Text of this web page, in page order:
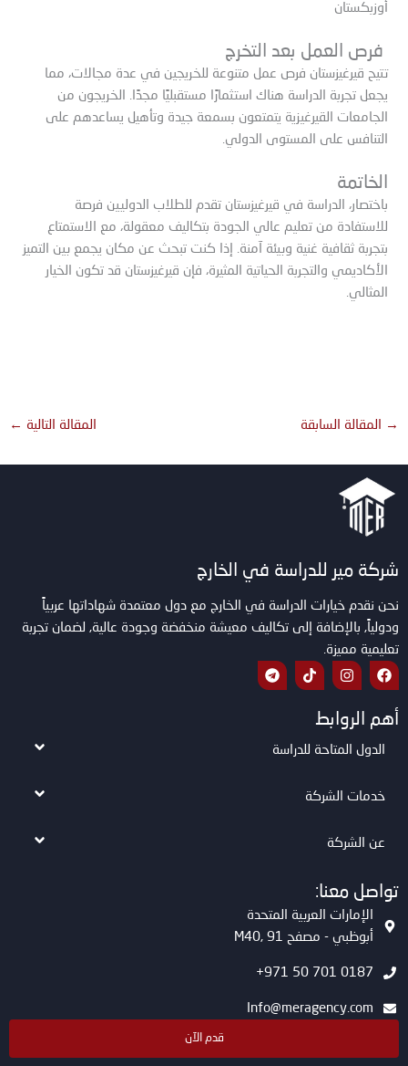
أوزبكستان
فرص العمل بعد التخرج
تتيح قيرغيزستان فرص عمل متنوعة للخريجين في عدة مجالات، مما
يجعل تجربة الدراسة هناك استثمارًا مستقبليًا مجدًا. الخريجون من
الجامعات القيرغيزية يتمتعون بسمعة جيدة وتأهيل يساعدهم على
التنافس على المستوى الدولي.
الخاتمة
باختصار، الدراسة في قيرغيزستان تقدم للطلاب الدوليين فرصة
للاستفادة من تعليم عالي الجودة بتكاليف معقولة، مع الاستمتاع
بتجربة ثقافية غنية وبيئة آمنة. إذا كنت تبحث عن مكان يجمع بين التميز
الأكاديمي والتجربة الحياتية المثيرة، فإن قيرغيزستان قد تكون الخيار
المثالي.
→ المقالة السابقة المقالة التالية ←
شركة مير للدراسة في الخارج
نحن نقدم خيارات الدراسة في الخارج مع دول معتمدة شهاداتها عربياً
ودولياً, بالإضافة إلى تكاليف معيشة منخفضة وجودة عالية, لضمان تجربة
تعليمية مميزة.
أهم الروابط
الدول المتاحة للدراسة
خدمات الشركة
عن الشركة
تواصل معنا:
الإمارات العربية المتحدة
أبوظبي - مصفح M40, 91
0187 701 50 971+
Info@meragency.com
قدم الآن